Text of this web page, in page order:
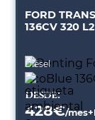
FORD
136CV 320
Diésel
Desde:
428€/